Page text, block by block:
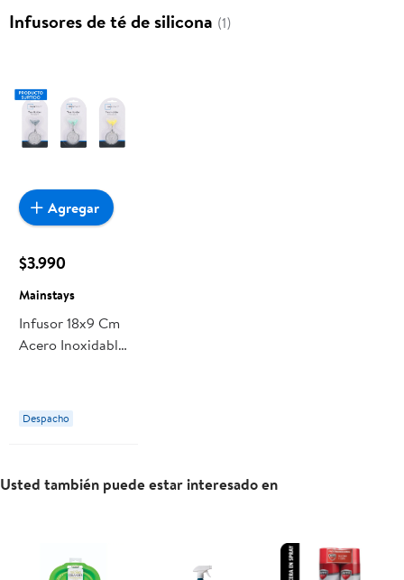
Infusores de té de silicona (1)
$3.990
Mainstays
Infusor 18x9 Cm
Acero Inoxidable
Un Mainstays
Despacho
Agregar
Usted también puede estar interesado en